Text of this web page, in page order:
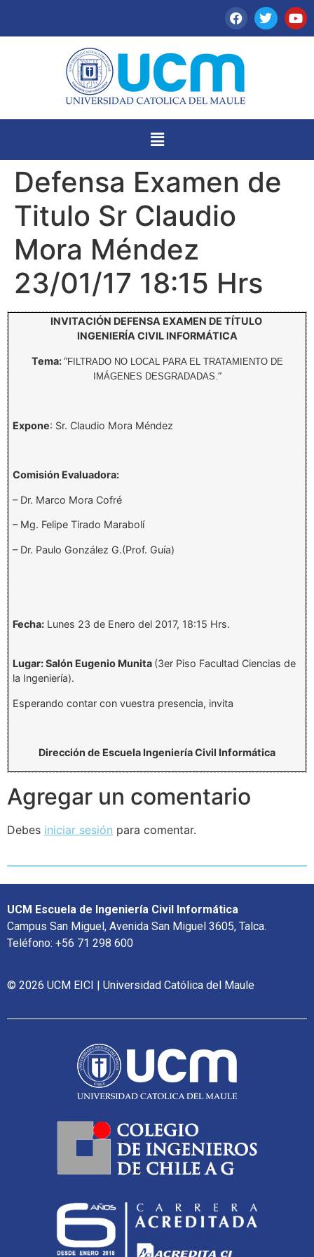
Defensa Examen de
Titulo Sr Claudio
Mora Méndez
23/01/17 18:15 Hrs
INVITACIÓN DEFENSA EXAMEN DE TÍTULO
INGENIERÍA CIVIL INFORMÁTICA
Tema:“FILTRADO NO LOCAL PARA EL TRATAMIENTO DE
IMÁGENES DESGRADADAS. ”
Expone: Sr. Claudio Mora Méndez
Comisión Evaluadora:
– Dr. Marco Mora Cofré
– Mg. Felipe Tirado Marabolí
– Dr. Paulo González G.(Prof. Guía)
Fecha:Lunes 23 de Enero del 2017, 18:15 Hrs.
Lugar: Salón Eugenio Munita (3er Piso Facultad Ciencias de
la Ingeniería).
Esperando contar con vuestra presencia, invita
Dirección de Escuela Ingeniería Civil Informática
Agregar un comentario
Debes iniciar sesión para comentar.
UCM Escuela de Ingeniería Civil Informática
Campus San Miguel, Avenida San Miguel 3605, Talca.
Teléfono: +56 71 298 600
© 2026 UCM EICI | Universidad Católica del Maule